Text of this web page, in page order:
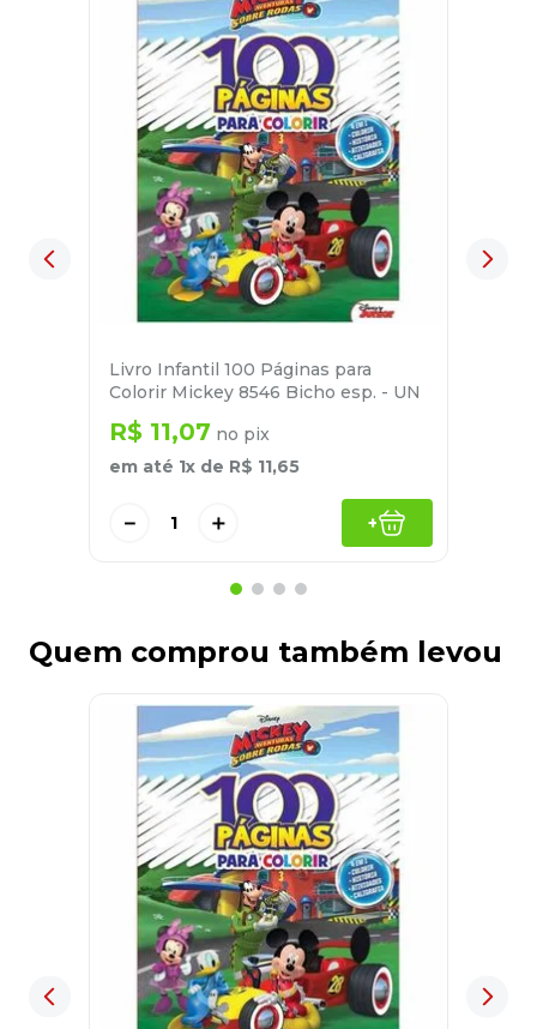
Livro Infantil 100 Páginas para
Colorir Mickey 8546 Bicho esp. - UN
R$ 11,07 no pix
em até 1x de R$ 11,65
＋
－ +
Quem comprou também levou